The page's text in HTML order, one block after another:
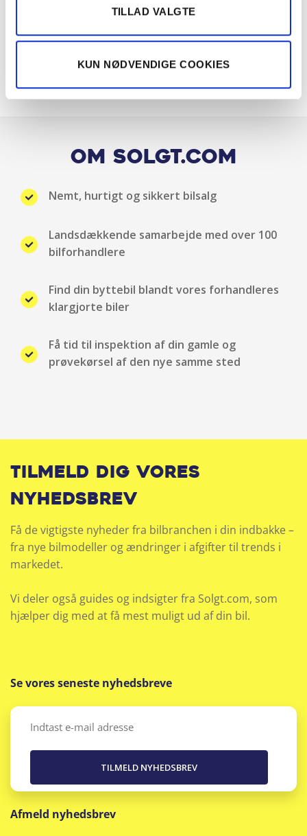
TILLAD VALGTE
KUN NØDVENDIGE COOKIES
Musikstreaming via bluetooth
Radio
USB stik
Om Solgt.com
Nemt, hurtigt og sikkert bilsalg
Landsdækkende samarbejde med over 100
bilforhandlere
Find din byttebil blandt vores forhandleres
klargjorte biler
Få tid til inspektion af din gamle og
prøvekørsel af den nye samme sted
Tilmeld dig vores
nyhedsbrev
Få de vigtigste nyheder fra bilbranchen i din indbakke –
fra nye bilmodeller og ændringer i afgifter til trends i
markedet.
Vi deler også guides og indsigter fra Solgt.com, som
hjælper dig med at få mest muligt ud af din bil.
Se vores seneste nyhedsbreve
Email
Afmeld nyhedsbrev